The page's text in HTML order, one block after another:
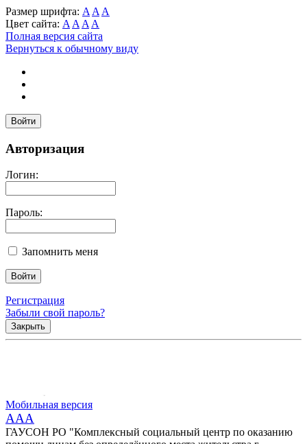
Размер шрифта: A A A
Цвет сайта: A A A A
Полная версия сайта
Вернуться к обычному виду
Войти
Авторизация
Логин:
Пароль:
Запомнить меня
Регистрация
Забыли свой пароль?
Закрыть
Мобильная версия
AAA
ГАУСОН РО "Комплексный социальный центр по оказанию